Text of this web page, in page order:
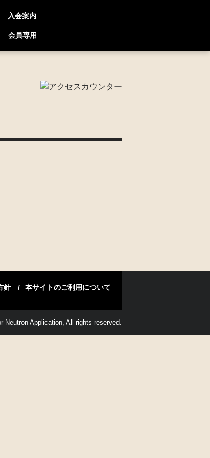
入会案内
会員専用
針 本サイトのご利用について
Application, All rights reserved.